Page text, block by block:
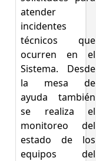
atender
incidentes
técnicos que
ocurren en el
Sistema. Desde
la mesa de
ayuda también
se realiza el
monitoreo del
estado de los
equipos del